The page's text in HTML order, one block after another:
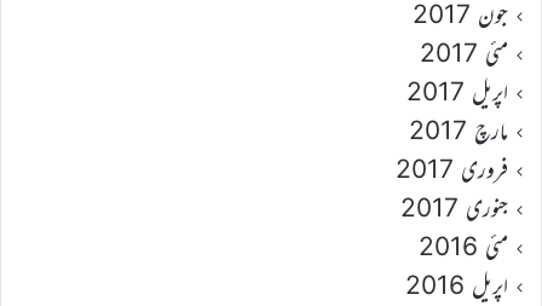
جون 2017
مئی 2017
اپریل 2017
مارچ 2017
فروری 2017
جنوری 2017
مئی 2016
اپریل 2016